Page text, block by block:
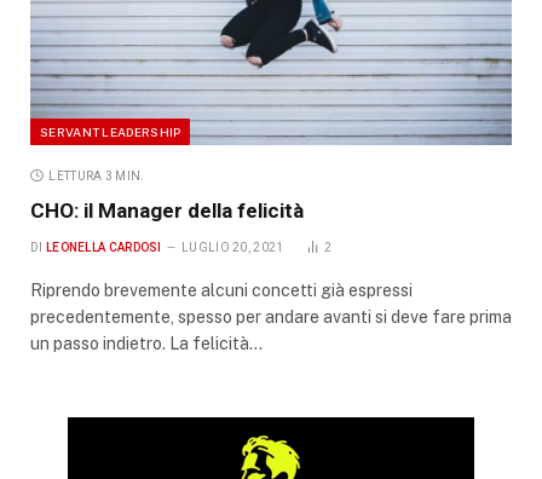
SERVANT LEADERSHIP
LETTURA 3 MIN.
CHO: il Manager della felicità
DI LEONELLA CARDOSI LUGLIO 20, 2021 2
Riprendo brevemente alcuni concetti già espressi
precedentemente, spesso per andare avanti si deve fare prima
un passo indietro. La felicità…